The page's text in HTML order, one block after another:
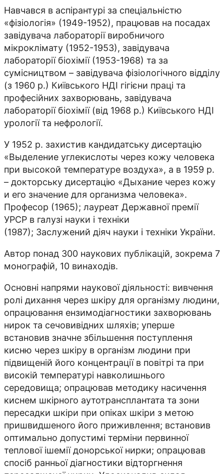
Навчався в аспірантурі за спеціальністю
«фізіологія» (1949-1952), працював на посадах
завідувача лабораторії виробничого
мікроклімату (1952-1953), завідувача
лабораторії біохімії (1953-1968) та за
сумісництвом – завідувача фізіологічного відділу
(з 1960 р.) Київського НДІ гігієни праці та
професійних захворювань, завідувача
лабораторії біохімії (від 1968 р.) Київського НДІ
урології та нефрології.
У 1952 р. захистив кандидатську дисертацію
«Выделение углекислоты через кожу человека
при высокой температуре воздуха», а в 1959 р.
– докторську дисертацію «Дыхание через кожу
и его значение для организма человека».
Професор (1965); лауреат Державної премії
УРСР в галузі науки і техніки
(1987); Заслужений діяч науки і техніки України.
Автор понад 300 наукових публікацій, зокрема 7
монографій, 10 винаходів.
Основні напрями наукової діяльності: вивчення
ролі дихання через шкіру для організму людини,
опрацювання ензимодіагностики захворювань
нирок та сечовивідних шляхів; уперше
встановив значне збільшення поступлення
кисню через шкіру в організм людини при
підвищеній його концентрації в повітрі та при
високій температурі навколишнього
середовища; опрацював методику насичення
киснем шкірного аутотрансплантата та зони
пересадки шкіри при опіках шкіри з метою
пришвидшеного його приживлення; встановив
оптимально допустимі терміни первинної
теплової ішемії донорської нирки; опрацював
спосіб ранньої діагностики відторгнення